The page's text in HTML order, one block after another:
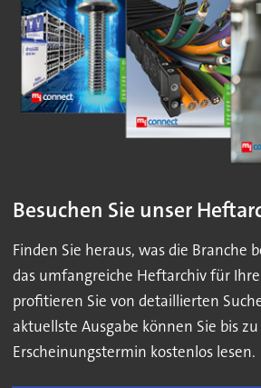
Besuchen Sie unser
Finden Sie heraus, was die Branche
das umfangreiche Heftarchiv für
profitieren Sie von detaillierten
aktuellste Ausgabe können Sie bis zu
Erscheinungstermin kostenlos lesen.